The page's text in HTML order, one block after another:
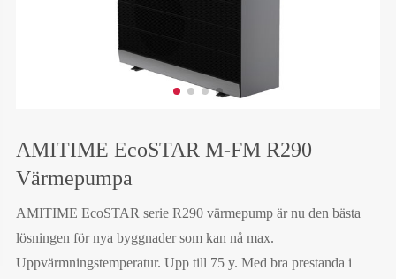
AMITIME EcoSTAR M-FM R290
Värmepumpa
AMITIME EcoSTAR serie R290 värmepump är nu den bästa
lösningen för nya byggnader som kan nå max.
Uppvärmningstemperatur. Upp till 75 y. Med bra prestanda i